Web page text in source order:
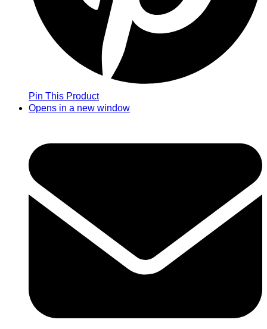
Pin This Product
Opens in a new window